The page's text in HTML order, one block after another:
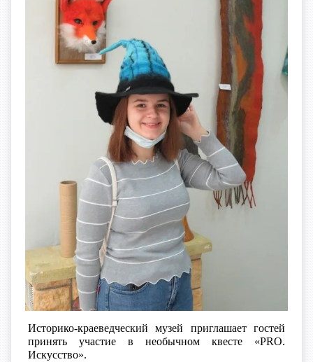
Историко-краеведческий музей приглашает гостей
принять участие в необычном квесте «PRO.
Искусство».